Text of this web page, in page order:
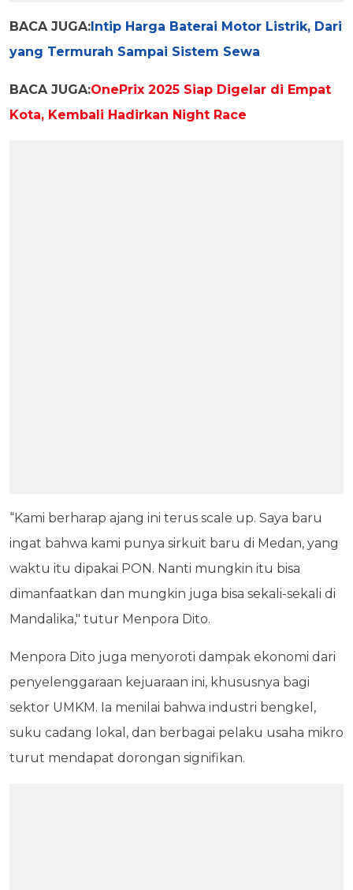
BACA JUGA:Intip Harga Baterai Motor Listrik, Dari
yang Termurah Sampai Sistem Sewa
BACA JUGA:OnePrix 2025 Siap Digelar di Empat
Kota, Kembali Hadirkan Night Race
“Kami berharap ajang ini terus scale up. Saya baru
ingat bahwa kami punya sirkuit baru di Medan, yang
waktu itu dipakai PON. Nanti mungkin itu bisa
dimanfaatkan dan mungkin juga bisa sekali-sekali di
Mandalika," tutur Menpora Dito.
Menpora Dito juga menyoroti dampak ekonomi dari
penyelenggaraan kejuaraan ini, khususnya bagi
sektor UMKM. Ia menilai bahwa industri bengkel,
suku cadang lokal, dan berbagai pelaku usaha mikro
turut mendapat dorongan signifikan.